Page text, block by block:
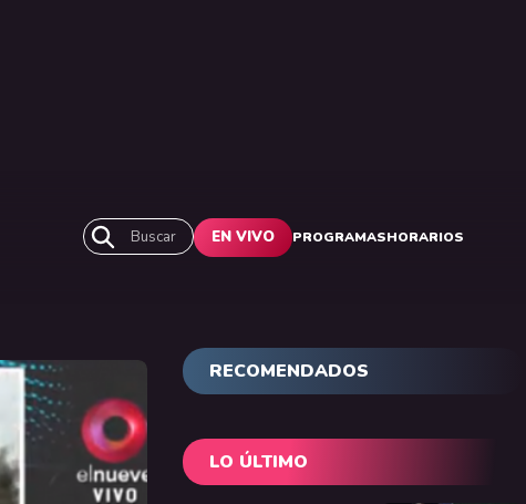
Buscar EN VIVO PROGRAMASHORARIOS
RECOMENDADOS
LO ÚLTIMO